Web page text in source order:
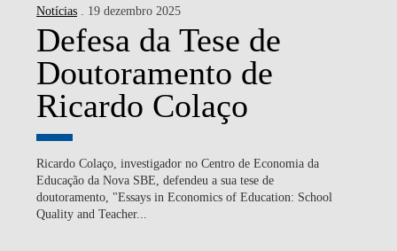
Notícias . 19 dezembro 2025
Defesa da Tese de
Doutoramento de
Ricardo Colaço
Ricardo Colaço, investigador no Centro de Economia da
Educação da Nova SBE, defendeu a sua tese de
doutoramento, "Essays in Economics of Education: School
Quality and Teacher...